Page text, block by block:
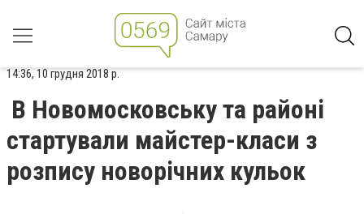
14:36, 10 грудня 2018 р.
В Новомосковську та районі
стартували майстер-класи з
розпису новорічних кульок